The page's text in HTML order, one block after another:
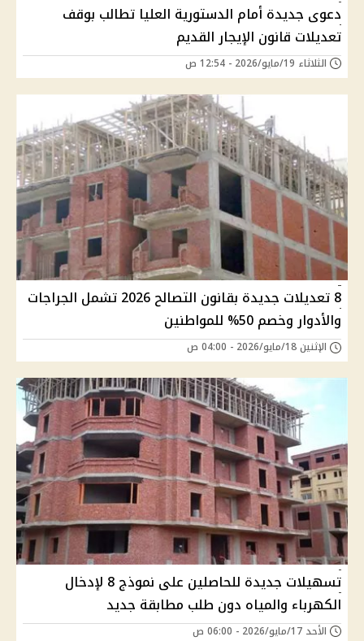
دعوى جديدة أمام الدستورية العليا تطالب بوقف
تعديلات قانون الإيجار القديم
الثلاثاء 19/مايو/2026 - 12:54 ص
8 تعديلات جديدة بقانون التصالح 2026 تشمل الجراجات
والأدوار وخصم 50% للمواطنين
الإثنين 18/مايو/2026 - 04:00 ص
تسهيلات جديدة للحاصلين على نموذج 8 لإدخال
الكهرباء والمياه دون طلب مطابقة جديد
الأحد 17/مايو/2026 - 06:00 ص